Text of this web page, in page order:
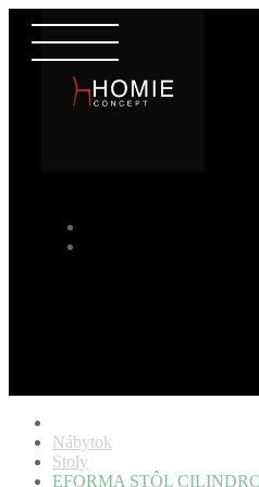
Nábytok
Stoly
EFORMA STÔL